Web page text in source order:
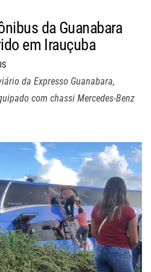
da Guanabara
em Irauçuba
da Expresso Guanabara,
com chassi Mercedes-Benz